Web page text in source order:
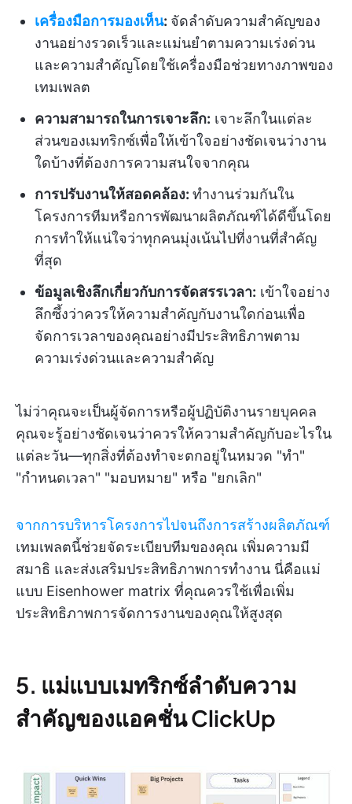
เครื่องมือการมองเห็น: จัดลำดับความสำคัญของ
งานอย่างรวดเร็วและแม่นยำตามความเร่งด่วน
และความสำคัญโดยใช้เครื่องมือช่วยทางภาพของ
เทมเพลต
ความสามารถในการเจาะลึก: เจาะลึกในแต่ละ
ส่วนของเมทริกซ์เพื่อให้เข้าใจอย่างชัดเจนว่างาน
ใดบ้างที่ต้องการความสนใจจากคุณ
การปรับงานให้สอดคล้อง: ทำงานร่วมกันใน
โครงการทีมหรือการพัฒนาผลิตภัณฑ์ได้ดีขึ้นโดย
การทำให้แน่ใจว่าทุกคนมุ่งเน้นไปที่งานที่สำคัญ
ที่สุด
ข้อมูลเชิงลึกเกี่ยวกับการจัดสรรเวลา: เข้าใจอย่าง
ลึกซึ้งว่าควรให้ความสำคัญกับงานใดก่อนเพื่อ
จัดการเวลาของคุณอย่างมีประสิทธิภาพตาม
ความเร่งด่วนและความสำคัญ
ไม่ว่าคุณจะเป็นผู้จัดการหรือผู้ปฏิบัติงานรายบุคคล
คุณจะรู้อย่างชัดเจนว่าควรให้ความสำคัญกับอะไรใน
แต่ละวัน—ทุกสิ่งที่ต้องทำจะตกอยู่ในหมวด "ทำ"
"กำหนดเวลา" "มอบหมาย" หรือ "ยกเลิก"
จากการบริหารโครงการไปจนถึงการสร้างผลิตภัณฑ์
เทมเพลตนี้ช่วยจัดระเบียบทีมของคุณ เพิ่มความมี
สมาธิ และส่งเสริมประสิทธิภาพการทำงาน นี่คือแม่
แบบ Eisenhower matrix ที่คุณควรใช้เพื่อเพิ่ม
ประสิทธิภาพการจัดการงานของคุณให้สูงสุด
5. แม่แบบเมทริกซ์ลำดับความ
สำคัญของแอคชั่น ClickUp